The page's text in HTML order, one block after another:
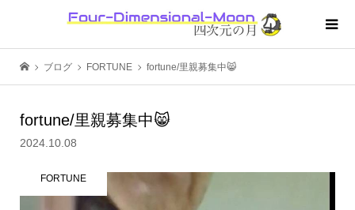
ブログ FORTUNE fortune/里親募集中😸
fortune/里親募集中😸
2024.10.08
FORTUNE